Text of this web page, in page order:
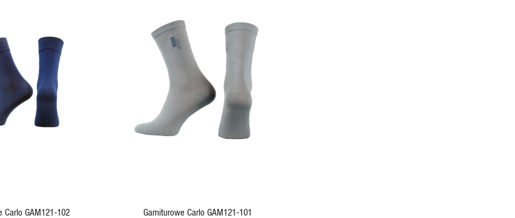
VIEW
Carlo GAM121-102
QUICK VIEW
Garniturowe Carlo GAM121-101